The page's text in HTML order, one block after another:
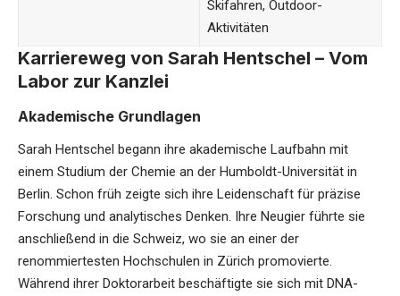
Skifahren, Outdoor-
Aktivitäten
Karriereweg von Sarah Hentschel – Vom
Labor zur Kanzlei
Akademische Grundlagen
Sarah Hentschel begann ihre akademische Laufbahn mit
einem Studium der Chemie an der Humboldt-Universität in
Berlin. Schon früh zeigte sich ihre Leidenschaft für präzise
Forschung und analytisches Denken. Ihre Neugier führte sie
anschließend in die Schweiz, wo sie an einer der
renommiertesten Hochschulen in Zürich promovierte.
Während ihrer Doktorarbeit beschäftigte sie sich mit DNA-